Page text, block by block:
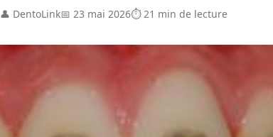
👤 DentoLink📅 23 mai 2026⏱ 21 min de lecture